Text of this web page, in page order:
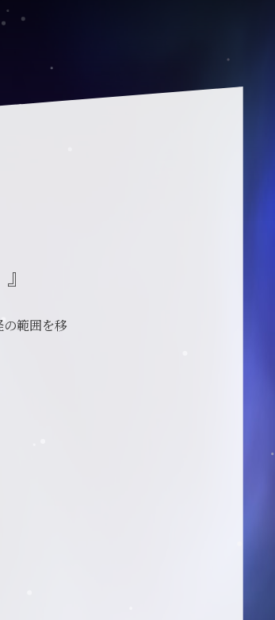
の範囲を移